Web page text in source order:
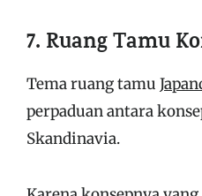
7. Ruang Tamu
Tema ruang tamu
perpaduan antara
Skandinavia.